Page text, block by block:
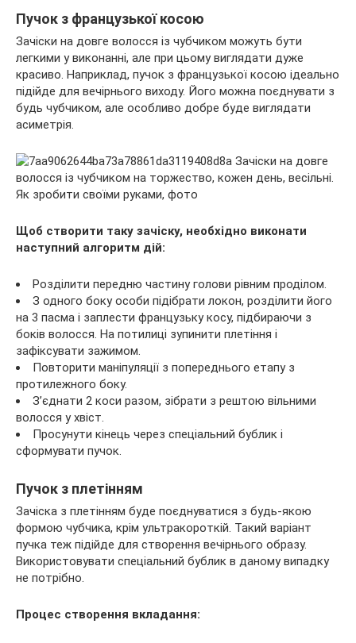
Пучок з французької косою
Зачіски на довге волосся із чубчиком можуть бути
легкими у виконанні, але при цьому виглядати дуже
красиво. Наприклад, пучок з французької косою ідеально
підійде для вечірнього виходу. Його можна поєднувати з
будь чубчиком, але особливо добре буде виглядати
асиметрія.
Щоб створити таку зачіску, необхідно виконати
наступний алгоритм дій:
Розділити передню частину голови рівним проділом.
З одного боку особи підібрати локон, розділити його
на 3 пасма і заплести французьку косу, підбираючи з
боків волосся. На потилиці зупинити плетіння і
зафіксувати зажимом.
Повторити маніпуляції з попереднього етапу з
протилежного боку.
З’єднати 2 коси разом, зібрати з рештою вільними
волосся у хвіст.
Просунути кінець через спеціальний бублик і
сформувати пучок.
Пучок з плетінням
Зачіска з плетінням буде поєднуватися з будь-якою
формою чубчика, крім ультракороткій. Такий варіант
пучка теж підійде для створення вечірнього образу.
Використовувати спеціальний бублик в даному випадку
не потрібно.
Процес створення вкладання: